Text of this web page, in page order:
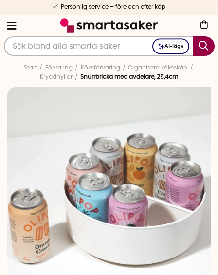
AI-läge
Personlig service – före och efter köp
Start Förvaring Köksförvaring
Organisera köksskåp
Kryddhyllor
Snurrbricka med avdelare, 25,4cm